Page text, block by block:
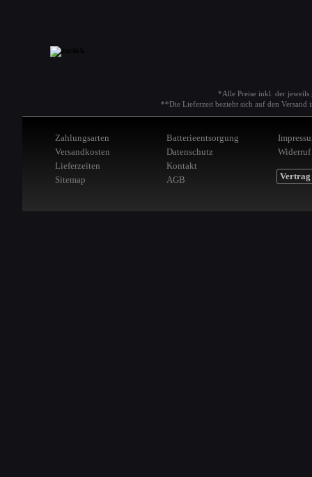
*Alle Preise inkl. der jeweils
**Die Lieferzeit bezieht sich auf den Versand
Zahlungsarten
Versandkosten
Lieferzeiten
Sitemap
Batterieentsorgung
Datenschutz
Kontakt
AGB
Widerruf